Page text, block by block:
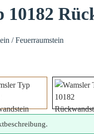
10182
/ Feuerraumstein